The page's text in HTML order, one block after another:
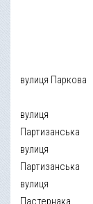
вулиця Паркова
вулиця
Партизанська
вулиця
Партизанська
вулиця
Пастернака